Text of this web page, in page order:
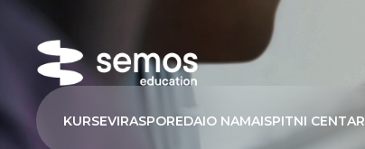
KURSEVIRASPOREDAIO NAMAISPITNI CENTAR